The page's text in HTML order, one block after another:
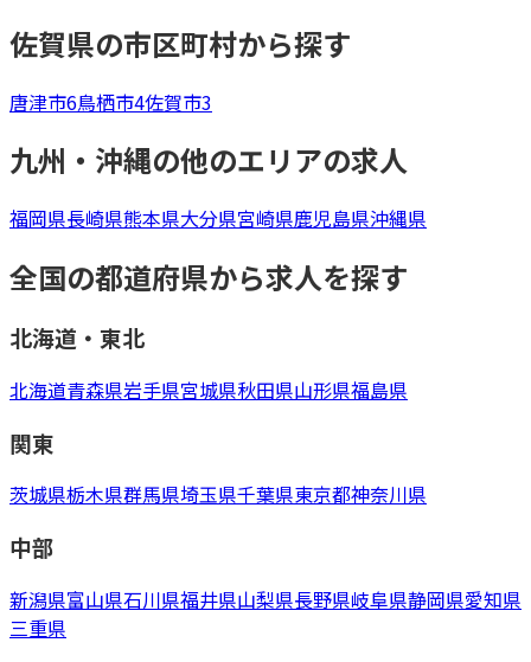
佐賀県の市区町村から探す
唐津市6鳥栖市4佐賀市3
九州・沖縄の他のエリアの求人
福岡県長崎県熊本県大分県宮崎県鹿児島県沖縄県
全国の都道府県から求人を探す
北海道・東北
北海道青森県岩手県宮城県秋田県山形県福島県
関東
茨城県栃木県群馬県埼玉県千葉県東京都神奈川県
中部
新潟県富山県石川県福井県山梨県長野県岐阜県静岡県愛知県
三重県